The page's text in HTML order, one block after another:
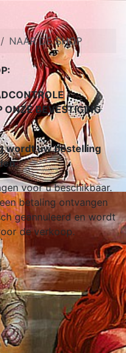
NAAR DE SHOP
BEVESTIGING
wordt uw bestelling
.
voor u beschikbaar.
betaling ontvangen
geannuleerd en wordt
de verkoop.